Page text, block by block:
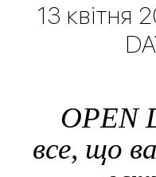
13 квітня
OPEN
все, що